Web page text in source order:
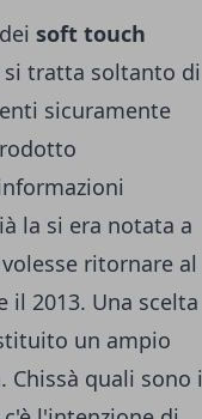
soft touch
tratta soltanto di
sicuramente
la si era notata a
ritornare al
2013. Una scelta
un ampio
quali sono i